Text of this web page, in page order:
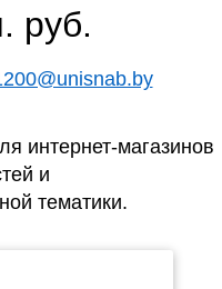
руб.
интернет-магазинов
и
тематики.